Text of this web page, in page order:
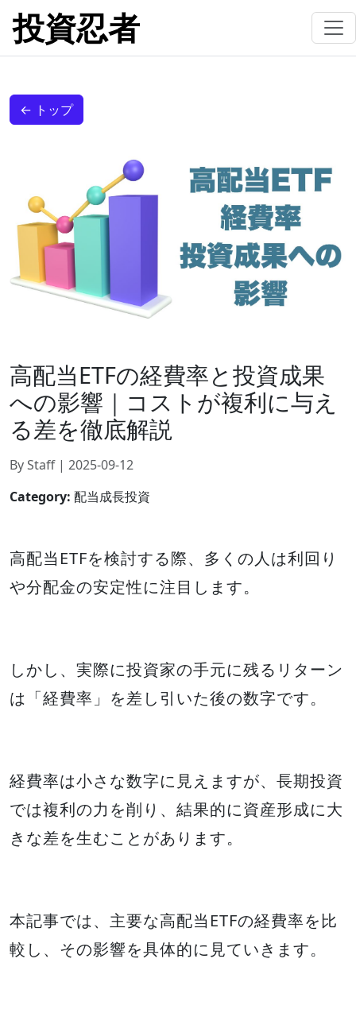
投資忍者
← トップ
高配当ETFの経費率と投資成果
への影響｜コストが複利に与え
る差を徹底解説
By Staff | 2025-09-12
Category: 配当成長投資
高配当ETFを検討する際、多くの人は利回り
や分配金の安定性に注目します。
しかし、実際に投資家の手元に残るリターン
は「経費率」を差し引いた後の数字です。
経費率は小さな数字に見えますが、長期投資
では複利の力を削り、結果的に資産形成に大
きな差を生むことがあります。
本記事では、主要な高配当ETFの経費率を比
較し、その影響を具体的に見ていきます。